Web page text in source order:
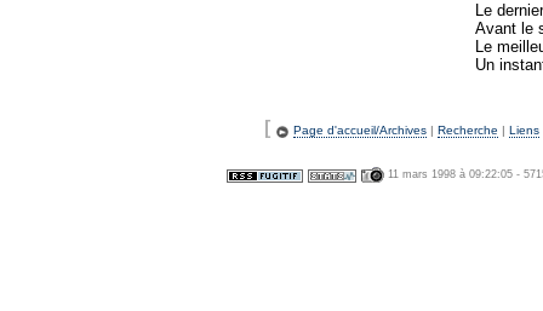
Le
Avant le
Le
Un
[ Page d'accueil/Archives | Recherche | Liens
11 mars 1998 à 09:22:05 -